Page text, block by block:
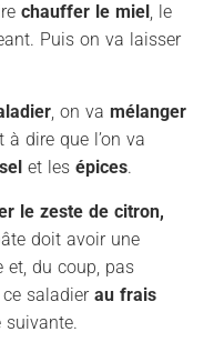
chauffer le miel , le
Puis on va laisser
, on va mélanger
à dire que l’on va
sel et les épices.
le zeste de citron,
doit avoir une
et, du coup, pas
saladier au frais
suivante.